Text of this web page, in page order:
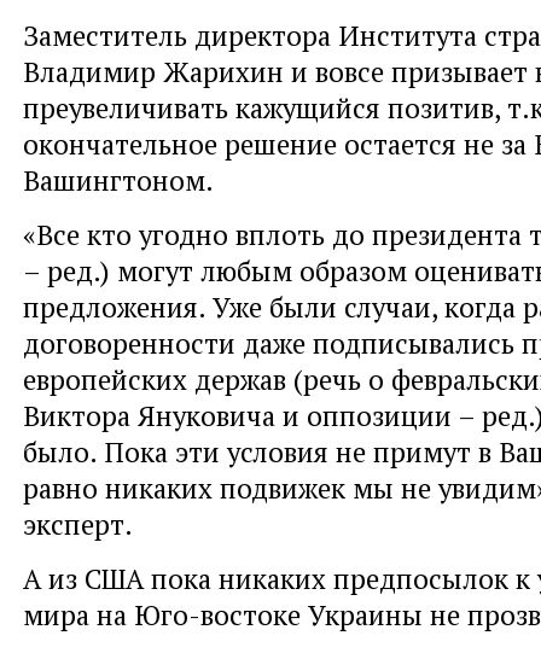
Заместитель директора Института
Владимир Жарихин и вовсе призывает
преувеличивать кажущийся позитив,
окончательное решение остается не за
Вашингтоном.
«Все кто угодно вплоть до президента
– ред.) могут любым образом
предложения. Уже были случаи, когда
договоренности даже подписывались
европейских держав (речь о
Виктора Януковича и оппозиции –
было. Пока эти условия не примут в
равно никаких подвижек мы не
эксперт.
А из США пока никаких предпосылок к
мира на Юго-востоке Украины не